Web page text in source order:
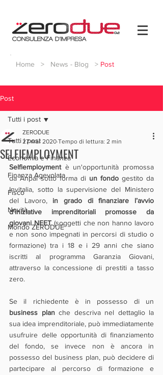
Home > News - Blog > Post
Post
Tutti i post
Economia e Finanza
Finanza Agevolata
Fisco
Novità
Mondo ZERODUE
Tutti i post
SELFIEMPLOYMENT
ZERODUE
27 mar 2020 Tempo di lettura: 2 min
Selfiemployment è un'opportunità promossa
da Anpal sotto forma di un fondo gestito da
Invitalia, sotto la supervisione del Ministero
del Lavoro, in grado di finanziare l’avvio
d’iniziative imprenditoriali promosse da
giovani NEET (soggetti che non hanno lavoro
e non sono impegnati in percorsi di studio o
formazione) tra i 18 e i 29 anni che siano
iscritti al programma Garanzia Giovani,
attraverso la concessione di prestiti a tasso
zero.
business plan che descriva nel dettaglio la
sua idea imprenditoriale, può immediatamente
usufruire delle opportunità di finanziamento
del fondo, se invece non è ancora in
possesso del business plan, può decidere di
partecipare al percorso di formazione e